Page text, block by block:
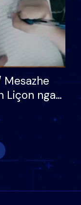
Liçon nga
meritoj…